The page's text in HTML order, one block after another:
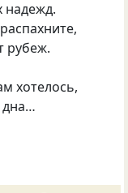
надежд.
рубеж.
хотелось,